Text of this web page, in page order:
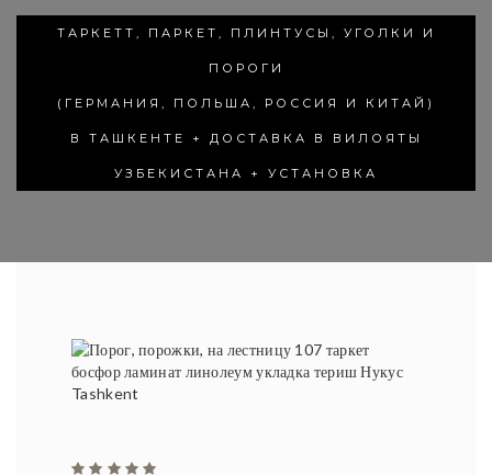
ТАРКЕТТ, ПАРКЕТ, ПЛИНТУСЫ, УГОЛКИ И
ПОРОГИ
(ГЕРМАНИЯ, ПОЛЬША, РОССИЯ И КИТАЙ)
В ТАШКЕНТЕ + ДОСТАВКА В ВИЛОЯТЫ
УЗБЕКИСТАНА + УСТАНОВКА